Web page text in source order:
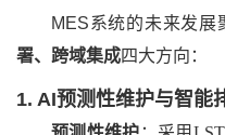
MES系统的未来发展
署、跨域集成四大方向：
1. AI预测性维护与智能